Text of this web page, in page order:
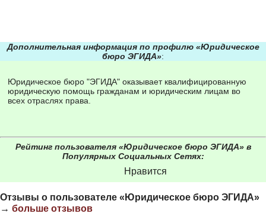
Дополнительная информация по профилю «Юридическое
бюро ЭГИДА»:
Юридическое бюро "ЭГИДА" оказывает квалифицированную
юридическую помощь гражданам и юридическим лицам во
всех отраслях права.
Рейтинг пользователя «Юридическое бюро ЭГИДА» в
Популярных Социальных Сетях:
Нравится
Отзывы о пользователе «Юридическое бюро ЭГИДА»
→ больше отзывов